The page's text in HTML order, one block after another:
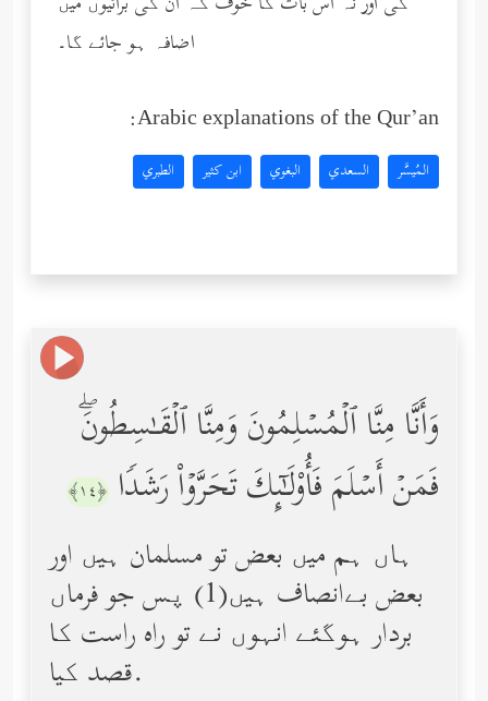
اضافہ ہو جائے گا۔
Arabic explanations of the Qur’an:
المُيسَّر السعدي البغوي ابن كثير الطبري
وَأَنَّا مِنَّا ٱلۡمُسۡلِمُونَ وَمِنَّا ٱلۡقَـٰسِطُونَۖ
فَمَنۡ أَسۡلَمَ فَأُوْلَـٰۤىِٕكَ تَحَرَّوۡاْ رَشَدࣰا ﴿١٤﴾
ہاں ہم میں بعض تو مسلمان ہیں اور
بعض بےانصاف ہیں(1) پس جو فرماں
بردار ہوگئے انہوں نے تو راه راست کا
قصد کیا.